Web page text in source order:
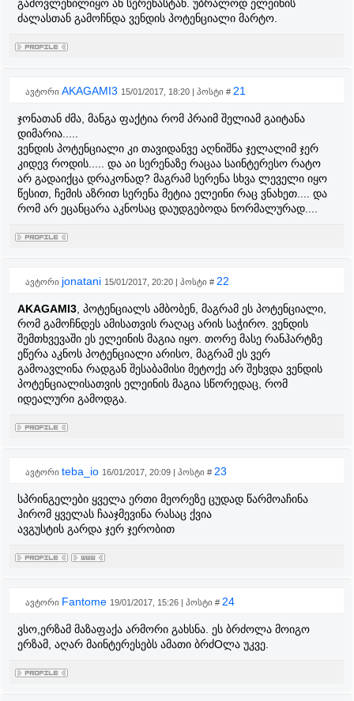
გამოვლენილიყო ან სერენასტან. უბრალოდ ელეინის
ძალასთან გამოჩნდა ვენდის პოტენციალი მარტო.
ავტორი AKAGAMI3 15/01/2017, 18:20 | პოსტი # 21
ჯონათან ძმა, მანგა ფაქტია რომ პრაიმ შელიამ გაიტანა
დიმარია.....
ვენდის პოტენციალი კი თავიდანვე აღნიშნა ჯელალიმ ჯერ
კიდევ როდის..... და აი სერენაზე რაცაა საინტერესო რატო
არ გადაიქცა დრაკონად? მაგრამ სერენა სხვა ლეველი იყო
წესით, ჩემის აზრით სერენა მეტია ელეინი რაც ვნახეთ.... და
რომ არ ეცანცარა აკნოსაც დაუდგებოდა ნორმალურად....
ავტორი jonatani 15/01/2017, 20:20 | პოსტი # 22
AKAGAMI3 , პოტენციალს ამბობენ, მაგრამ ეს პოტენციალი,
რომ გამოჩნდეს ამისათვის რაღაც არის საჭირო. ვენდის
შემთხვევაში ეს ელეინის მაგია იყო. თორე მასე რანჰარტზე
ეწერა აკნოს პოტენციალი არისო, მაგრამ ეს ვერ
გამოავლინა რადგან შესაბამისი მეტოქე არ შეხვდა ვენდის
პოტენციალისათვის ელეინის მაგია სწორედაც, რომ
იდეალური გამოდგა.
ავტორი teba_io 16/01/2017, 20:09 | პოსტი # 23
სპრინგელები ყველა ერთი მეორეზე ცუდად წარმოაჩინა
ჰირომ ყველას ჩააჯმევინა რასაც ქვია
ავგუსტის გარდა ჯერ ჯერობით
ავტორი Fantome 19/01/2017, 15:26 | პოსტი # 24
ვსო,ერზამ მაზაფაქა არმორი გახსნა. ეს ბრძოლა მოიგო
ერზამ, აღარ მაინტერესებს ამათი ბრძOლა უკვე.